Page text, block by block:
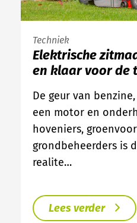
Techniek
Elektrische
en klaar voor de
De geur van
een motor en
hoveniers,
grondbeheerders is
realite…
Lees verder